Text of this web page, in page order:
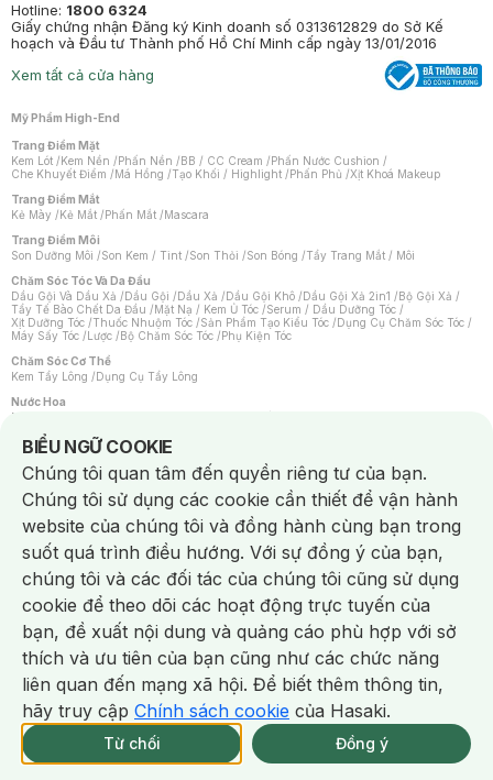
NowFree 2H Giao Nhanh Miễn Phí 2H Xem chi tiết
18/337 CN CÒN SP Mua online
NowFree 2H trễ tặng 100k
Hotline: 1800 6324
Giấy chứng nhận Đăng ký Kinh doanh số 0313612829 do Sở Kế
hoạch và Đầu tư Thành phố Hồ Chí Minh cấp ngày 13/01/2016
Xem tất cả cửa hàng
Mỹ Phẩm High-End
Trang Điểm Mặt
Kem Lót /Kem Nền /Phấn Nền /BB / CC Cream /Phấn Nước Cushion /
Che Khuyết Điểm /Má Hồng /Tạo Khối / Highlight /Phấn Phủ /Xịt Khoá Makeup
Trang Điểm Mắt
Kẻ Mày /Kẻ Mắt /Phấn Mắt /Mascara
Trang Điểm Môi
Son Dưỡng Môi /Son Kem / Tint /Son Thỏi /Son Bóng /Tẩy Trang Mắt / Môi
Chăm Sóc Tóc Và Da Đầu
Dầu Gội Và Dầu Xả /Dầu Gội /Dầu Xả /Dầu Gội Khô /Dầu Gội Xả 2in1 /Bộ Gội Xả /
Tẩy Tế Bào Chết Da Đầu /Mặt Nạ / Kem Ủ Tóc /Serum / Dầu Dưỡng Tóc /
Xịt Dưỡng Tóc /Thuốc Nhuộm Tóc /Sản Phẩm Tạo Kiểu Tóc /Dụng Cụ Chăm Sóc Tóc /
Máy Sấy Tóc /Lược /Bộ Chăm Sóc Tóc /Phụ Kiện Tóc
Chăm Sóc Cơ Thể
Kem Tẩy Lông /Dụng Cụ Tẩy Lông
Nước Hoa
Nước Hoa Nữ
Chăm Sóc Cá Nhân
Chống Muỗi /Khẩu Trang /Máy Massage/Mặt Nạ Xông Hơi /Nước Rửa Tay/
Sản Phẩm Chăm Sóc Khác /Bàn Chải Đánh Răng /Bàn Chải Điện/
Hỗ Trợ Trắng Răng/Kem Đánh Răng /Máy Tăm Nước/ Nước Súc Miệng/
Tăm / Chỉ Nha Khoa/ Xịt Thơm Miệng / Dung Dịch Vệ Sinh/Dưỡng Vùng Kín/
Khăn Ướt Vệ Sinh Vùng Kín/Băng Vệ Sinh/Tampon/Bọt Cạo Râu /Dao Cạo Râu/
Máy Cạo Râu
Vấn Đề Về Da
Da Dầu / Lỗ Chân Lông To/ Da Khô / Mất Nước/ Da Lão Hóa/ Da Mụn/
Da Nhạy Cảm / Kích Ứng
Da Xỉn Màu Thâm / Nám / Tàn Nhang
Quầng Thâm & Bọng Mắt /Sẹo /Viêm Da Cơ Địa
Dụng Cụ / Phụ Kiện Chăm Sóc Da
Bông Tẩy Trang
Khăn Lau Mặt Khô Dụng Cụ / Máy Rửa Mặt Máy Chăm Sóc Da
Dụng Cụ Chăm Sóc Khác
BIỂU NGỮ COOKIE
Notice about cookies usage
Chúng tôi quan tâm đến quyền riêng tư của bạn.
Chúng tôi sử dụng các cookie cần thiết để vận hành
website của chúng tôi và đồng hành cùng bạn trong
suốt quá trình điều hướng. Với sự đồng ý của bạn,
chúng tôi và các đối tác của chúng tôi cũng sử dụng
cookie để theo dõi các hoạt động trực tuyến của
bạn, đề xuất nội dung và quảng cáo phù hợp với sở
thích và ưu tiên của bạn cũng như các chức năng
liên quan đến mạng xã hội. Để biết thêm thông tin,
hãy truy cập Chính sách cookie của Hasaki.
Từ chối Đồng ý